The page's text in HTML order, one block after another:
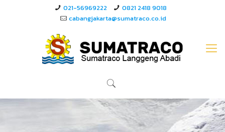
021-56969222
0821 2418 9018
cabangjakarta@sumatraco.co.id